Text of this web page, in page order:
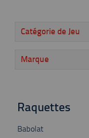
Catégorie de Jeu
Marque
Raquettes
Babolat